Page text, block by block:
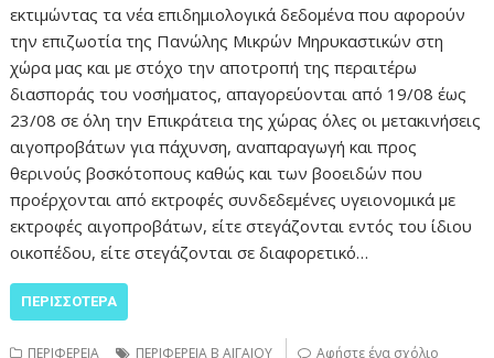
εκτιμώντας τα νέα επιδημιολογικά δεδομένα που αφορούν
την επιζωοτία της Πανώλης Μικρών Μηρυκαστικών στη
χώρα μας και με στόχο την αποτροπή της περαιτέρω
διασποράς του νοσήματος, απαγορεύονται από 19/08 έως
23/08 σε όλη την Επικράτεια της χώρας όλες οι μετακινήσεις
αιγοπροβάτων για πάχυνση, αναπαραγωγή και προς
θερινούς βοσκότοπους καθώς και των βοοειδών που
προέρχονται από εκτροφές συνδεδεμένες υγειονομικά με
εκτροφές αιγοπροβάτων, είτε στεγάζονται εντός του ίδιου
οικοπέδου, είτε στεγάζονται σε διαφορετικό…
ΠΕΡΙΣΣΌΤΕΡΑ
ΠΕΡΙΦΕΡΕΙΑ ΠΕΡΙΦΕΡΕΙΑ Β ΑΙΓΑΙΟΥ Αφήστε ένα σχόλιο